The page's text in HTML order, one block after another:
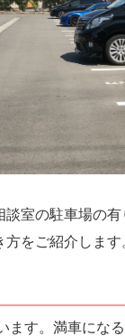
談室の駐車場の
をご紹介します
ます。満車にな